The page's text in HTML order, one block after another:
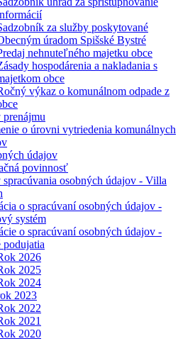
za služby poskytované
úradom Spišské Bystré
nehnuteľného majetku obce
hospodárenia a nakladania s
obce
výkaz o komunálnom odpade z
prenájmu
o úrovni vytriedenia komunálnych
údajov
povinnosť
spracúvania osobných údajov - Villa
o spracúvaní osobných údajov -
systém
o spracúvaní osobných údajov -
podujatia
2026
2025
2024
2023
2022
2021
2020